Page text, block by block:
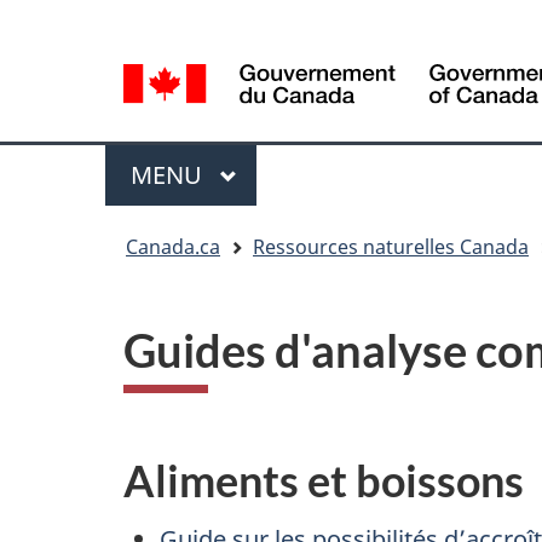
de
la
langue
selection
Menu
MENU PRINCIPAL
Canada.ca Ressources naturelles Canada
Guides d'analyse
Aliments et boissons